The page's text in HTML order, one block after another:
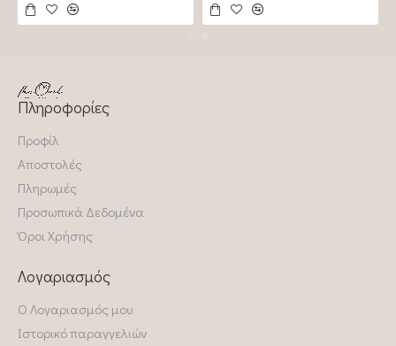
Πληροφορίες
Προφίλ
Αποστολές
Πληρωμές
Προσωπικά Δεδομένα
Όροι Χρήσης
Λογαριασμός
Ο Λογαριασμός μου
Ιστορικό παραγγελιών